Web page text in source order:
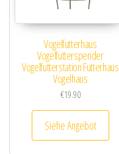
Vogelfutterhaus
Vogelfutterspender
Vogelfutterstation Futterhaus
Vogelhaus
€19.90
Siehe Angebot